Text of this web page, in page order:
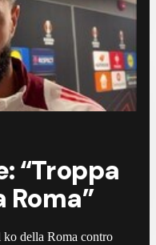
“Troppa
della Roma contro